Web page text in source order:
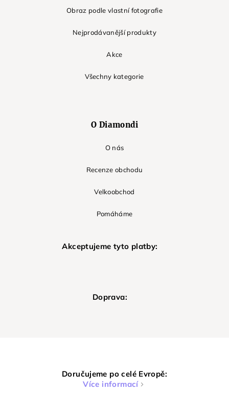
Obraz podle vlastní fotografie
Nejprodávanější produkty
Akce
Všechny kategorie
O Diamondi
O nás
Recenze obchodu
Velkoobchod
Pomáháme
Akceptujeme tyto platby:
Doprava:
Doručujeme po celé Evropě:
Více informací